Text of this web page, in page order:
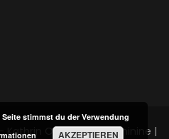
Kathrin OttBlossom Feminine |
stimmst du der Verwendung
AKZEPTIEREN